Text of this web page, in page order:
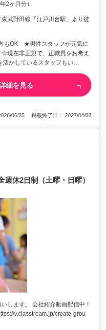
2ヶ月分）
武野田線「江戸川台駅」より徒
もOK ★男性スタッフが元気に
現在非正規で、正職員をお考え
活かしているスタッフもい…
細を見る
06/25 掲載終了日： 2027/04/02
休2日制（土曜・日曜）
します。 会社紹介動画配信中！
v.classtream.jp/create-grou